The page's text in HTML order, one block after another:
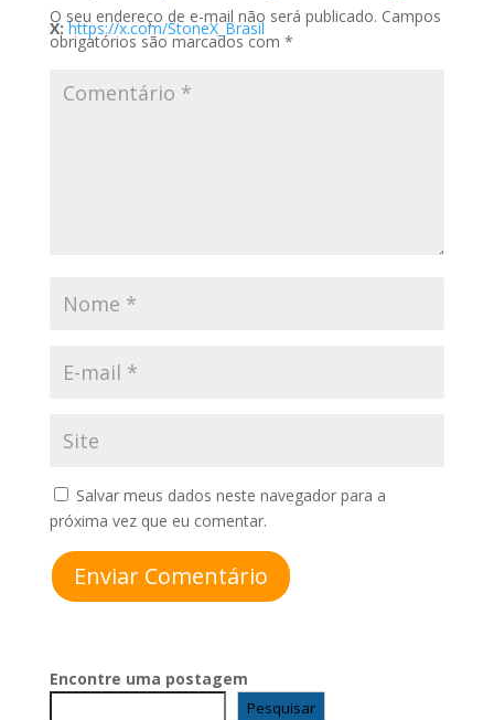
X: https://x.com/StoneX_Brasil
O seu endereço de e-mail não será publicado. Campos
obrigatórios são marcados com *
Salvar meus dados neste navegador para a
próxima vez que eu comentar.
Enviar Comentário
Encontre uma postagem
Pesquisar